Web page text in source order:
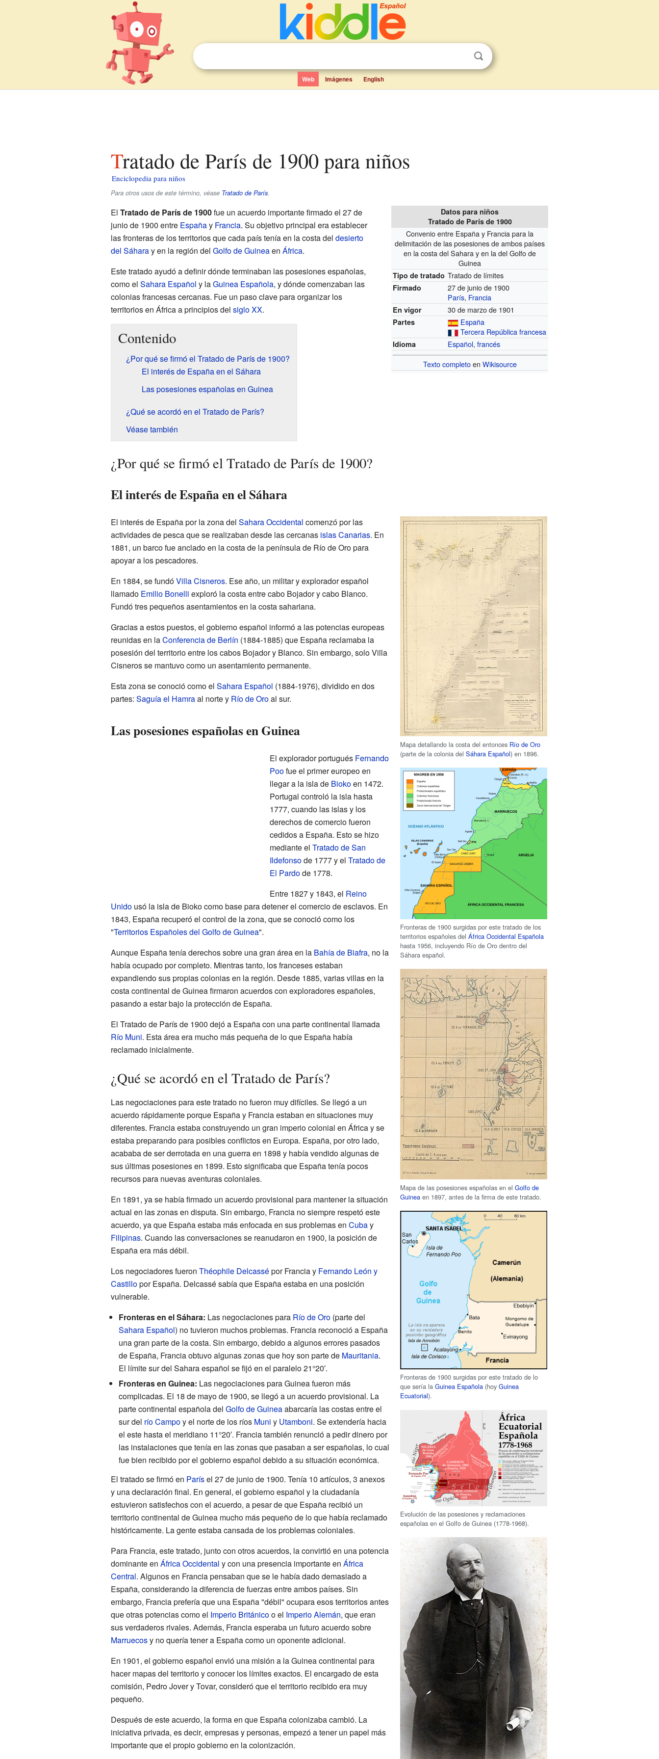
Web Imágenes English
Tratado de París de 1900 para niños
Enciclopedia para niños
Para otros usos de este término, véase Tratado de París.
Datos para niños
Tratado de París de 1900
Convenio entre España y Francia para la
delimitación de las posesiones de ambos países
en la costa del Sahara y en la del Golfo de
Guinea
Tipo de tratado Tratado de límites
Firmado
27 de junio de 1900
París, Francia
En vigor 30 de marzo de 1901
Partes
España
Tercera República francesa
Idioma Español,francés
Texto completoen Wikisource
El Tratado de París de 1900fue un acuerdo importante firmado el 27 de
junio de 1900 entre Españay Francia. Su objetivo principal era establecer
las fronteras de los territorios que cada país tenía en la costa del desierto
del Sáharay en la región del Golfo de Guineaen África.
Este tratado ayudó a definir dónde terminaban las posesiones españolas,
como el Sahara Español y laGuinea Española, y dónde comenzaban las
colonias francesas cercanas. Fue un paso clave para organizar los
territorios en África a principios del siglo XX.
Contenido
¿Por qué se firmó el Tratado de París de 1900?
El interés de España en el Sáhara
Las posesiones españolas en Guinea
¿Qué se acordó en el Tratado de París?
Véase también
¿Por qué se firmó el Tratado de París de 1900?
El interés de España en el Sáhara
Mapa detallando la costa del entonces Río de Oro
(parte de la colonia delSáhara Español) en 1896.
Fronteras de 1900 surgidas por este tratado de los
territorios españoles delÁfrica Occidental Española
hasta 1956, incluyendo Río de Oro dentro del
Sáhara español.
El interés de España por la zona del Sahara Occidental comenzó por las
actividades de pesca que se realizaban desde las cercanas islas Canarias. En
1881, un barco fue anclado en la costa de la península de Río de Oro para
apoyar a los pescadores.
En 1884, se fundóVilla Cisneros. Ese año, un militar y explorador español
llamado Emilio Bonelli exploró la costa entre cabo Bojador y cabo Blanco.
Fundó tres pequeños asentamientos en la costa sahariana.
Gracias a estos puestos, el gobierno español informó a las potencias europeas
reunidas en laConferencia de Berlín (1884-1885) que España reclamaba la
posesión del territorio entre los cabos Bojador y Blanco. Sin embargo, solo Villa
Cisneros se mantuvo como un asentamiento permanente.
Esta zona se conoció como el Sahara Español (1884-1976), dividido en dos
partes: Saguía el Hamraal norte y Río de Oroal sur.
Las posesiones españolas en Guinea
Mapa de las posesiones españolas en elGolfo de
Guinea en 1897, antes de la firma de este tratado.
Fronteras de 1900 surgidas por este tratado de lo
que sería laGuinea Española (hoyGuinea
Ecuatorial).
El explorador portugués Fernando
Poofue el primer europeo en
llegar a la isla de Biokoen 1472.
Portugal controló la isla hasta
1777, cuando las islas y los
derechos de comercio fueron
cedidos a España. Esto se hizo
mediante el Tratado de San
Ildefonsode 1777 y el Tratado de
El Pardode 1778.
Entre 1827 y 1843, el Reino
Unidousó la isla de Bioko como base para detener el comercio de esclavos. En
1843, España recuperó el control de la zona, que se conoció como los
"Territorios Españoles del Golfo de Guinea".
Aunque España tenía derechos sobre una gran área en la Bahía de Biafra, no la
había ocupado por completo. Mientras tanto, los franceses estaban
expandiendo sus propias colonias en la región. Desde 1885, varias villas en la
costa continental de Guinea firmaron acuerdos con exploradores españoles,
pasando a estar bajo la protección de España.
El Tratado de París de 1900 dejó a España con una parte continental llamada
Río Muni. Esta área era mucho más pequeña de lo que España había
reclamado inicialmente.
¿Qué se acordó en el Tratado de París?
Evolución de las posesiones y reclamaciones
españolas en el Golfo de Guinea (1778-1968).
Las negociaciones para este tratado no fueron muy difíciles. Se llegó a un
acuerdo rápidamente porque España y Francia estaban en situaciones muy
diferentes. Francia estaba construyendo un gran imperio colonial en África y se
estaba preparando para posibles conflictos en Europa. España, por otro lado,
acababa de ser derrotada en una guerra en 1898 y había vendido algunas de
sus últimas posesiones en 1899. Esto significaba que España tenía pocos
recursos para nuevas aventuras coloniales.
En 1891, ya se había firmado un acuerdo provisional para mantener la situación
actual en las zonas en disputa. Sin embargo, Francia no siempre respetó este
acuerdo, ya que España estaba más enfocada en sus problemas en Cubay
Filipinas. Cuando las conversaciones se reanudaron en 1900, la posición de
España era más débil.
Los negociadores fueron Théophile Delcassépor Francia y Fernando León y
Castillopor España. Delcassé sabía que España estaba en una posición
vulnerable.
Fronteras en el Sáhara: Las negociaciones para Río de Oro(parte del
Sahara Español) no tuvieron muchos problemas. Francia reconoció a España
una gran parte de la costa. Sin embargo, debido a algunos errores pasados
de España, Francia obtuvo algunas zonas que hoy son parte de Mauritania.
El límite sur del Sahara español se fijó en el paralelo 21°20′.
Fronteras en Guinea: Las negociaciones para Guinea fueron más
complicadas. El 18 de mayo de 1900, se llegó a un acuerdo provisional. La
parte continental española del Golfo de Guineaabarcaría las costas entre el
sur del río Campoy el norte de los ríos Muni y Utamboni. Se extendería hacia
el este hasta el meridiano 11°20′. Francia también renunció a pedir dinero por
las instalaciones que tenía en las zonas que pasaban a ser españolas, lo cual
fue bien recibido por el gobierno español debido a su situación económica.
El tratado se firmó en Parísel 27 de junio de 1900. Tenía 10 artículos, 3 anexos
y una declaración final. En general, el gobierno español y la ciudadanía
estuvieron satisfechos con el acuerdo, a pesar de que España recibió un
territorio continental de Guinea mucho más pequeño de lo que había reclamado
históricamente. La gente estaba cansada de los problemas coloniales.
Para Francia, este tratado, junto con otros acuerdos, la convirtió en una potencia
dominante en África Occidental y con una presencia importante en África
Central. Algunos en Francia pensaban que se le había dado demasiado a
España, considerando la diferencia de fuerzas entre ambos países. Sin
embargo, Francia prefería que una España "débil" ocupara esos territorios antes
que otras potencias como el Imperio Británicoo el Imperio Alemán, que eran
sus verdaderos rivales. Además, Francia esperaba un futuro acuerdo sobre
Marruecosy no quería tener a España como un oponente adicional.
En 1901, el gobierno español envió una misión a la Guinea continental para
hacer mapas del territorio y conocer los límites exactos. El encargado de esta
comisión, Pedro Jover y Tovar, consideró que el territorio recibido era muy
pequeño.
Después de este acuerdo, la forma en que España colonizaba cambió. La
iniciativa privada, es decir, empresas y personas, empezó a tener un papel más
importante que el propio gobierno en la colonización.